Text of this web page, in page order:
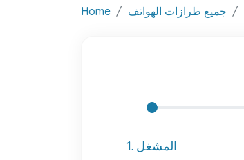
Home جميع طرازات الهواتف
1. المشغل